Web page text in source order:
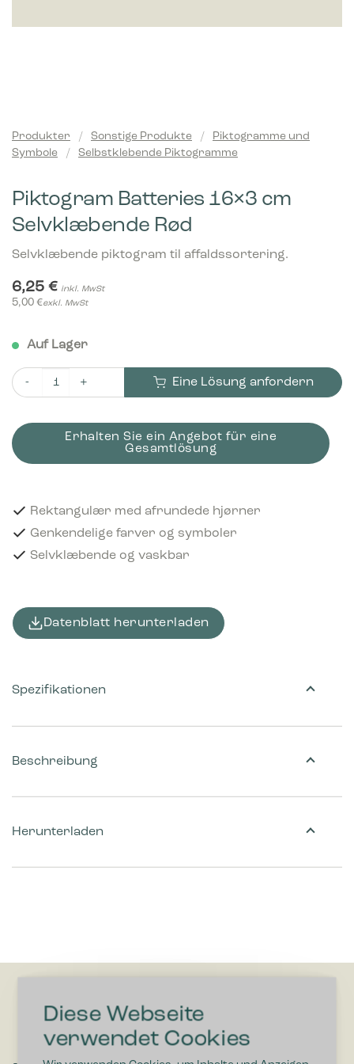
Diese Webseite
verwendet Cookies
Produkter / Sonstige Produkte /
Piktogramme und
Symbole
/ Selbstklebende Piktogramme
Piktogram Batteries 16×3 cm
Selvklæbende Rød
Selvklæbende piktogram til affaldssortering.
6,25 € inkl. MwSt
5,00 €exkl. MwSt
Auf Lager
Piktogram Batteries 16x3 cm Selvklæbende Rød Menge
Eine Lösung anfordern
Erhalten Sie ein Angebot für eine
Gesamtlösung
Rektangulær med afrundede hjørner
Genkendelige farver og symboler
Selvklæbende og vaskbar
Datenblatt herunterladen
Beschreibung
Herunterladen
Spezifikationen